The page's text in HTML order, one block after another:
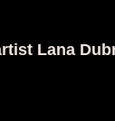
Lana